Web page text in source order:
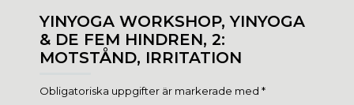
YINYOGA WORKSHOP, YINYOGA
& DE FEM HINDREN, 2:
MOTSTÅND, IRRITATION
Obligatoriska uppgifter är markerade med *